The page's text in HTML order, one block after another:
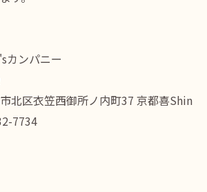
カンパニー
北区衣笠西御所ノ内町37 京都喜Shin
7734